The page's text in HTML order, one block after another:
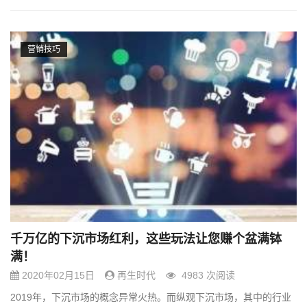
营销技巧
千万亿的下沉市场红利，这些玩法让您赚个盆满钵
满！
2020年02月15日 再生时代
4983 次阅读
2019年，下沉市场的概念异常火热。而纵观下沉市场，其中的行业